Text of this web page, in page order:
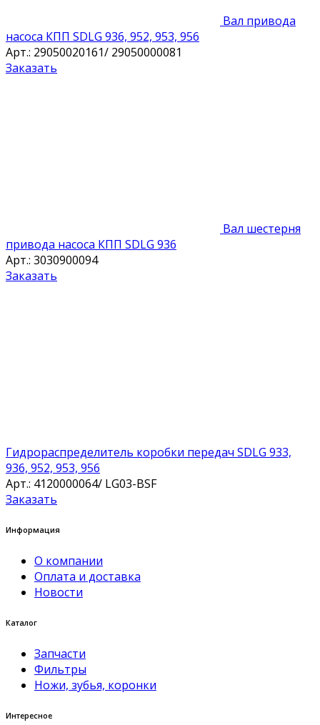
Вал привода
насоса КПП SDLG 936, 952, 953, 956
Арт.: 29050020161/ 29050000081
Заказать
Вал шестерня
привода насоса КПП SDLG 936
Арт.: 3030900094
Заказать
Гидрораспределитель коробки передач SDLG 933,
936, 952, 953, 956
Арт.: 4120000064/ LG03-BSF
Заказать
Информация
О компании
Оплата и доставка
Новости
Каталог
Запчасти
Фильтры
Ножи, зубья, коронки
Интересное